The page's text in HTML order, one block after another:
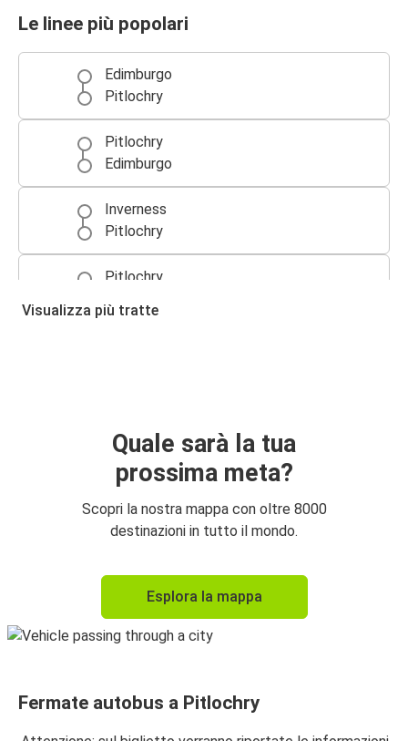
Le linee più popolari
Edimburgo
Pitlochry
Pitlochry
Edimburgo
Inverness
Pitlochry
Pitlochry
Visualizza più tratte
Quale sarà la tua
prossima meta?
Scopri la nostra mappa con oltre 8000
destinazioni in tutto il mondo.
Esplora la mappa
Fermate autobus a Pitlochry